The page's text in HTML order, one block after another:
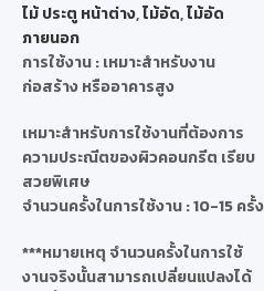
ไม้ ประตู หน้าต่าง,ไม้อัด,ไม้อัด
ภายนอก
การใช้งาน : เหมาะสำหรับงาน
ก่อสร้าง หรืออาคารสูง
เหมาะสำหรับการใช้งานที่ต้องการ
ความประณีตของผิวคอนกรีต เรียบ
สวยพิเศษ
จำนวนครั้งในการใช้งาน : 10-15 ครั้ง
***หมายเหตุ จำนวนครั้งในการใช้
งานจริงนั้นสามารถเปลี่ยนแปลงได้